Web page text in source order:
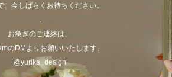
、今しばらくお待ちください。
.
お急ぎのご連絡は、
のDMよりお願いいたします。
@yurika_design